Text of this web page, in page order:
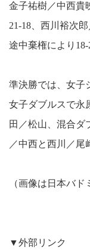
金子祐樹／中西貴
21-18、西川裕次
途中棄権により18-
準決勝では、女子
女子ダブルスで永
田／松山、混合ダ
／中西と西川／尾
（画像は日本バド
▼外部リンク